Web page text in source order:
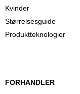
Kvinder
Størrelsesguide
Produktteknologier
FORHANDLER